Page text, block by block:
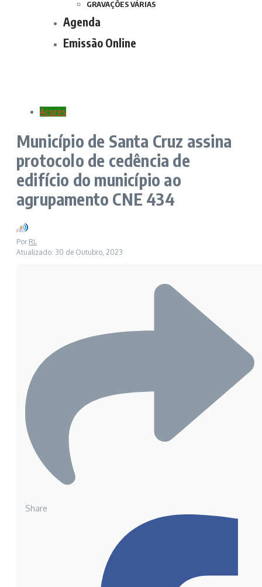
GRAVAÇÕES VÁRIAS
Agenda
Emissão Online
Açores
Município de Santa Cruz assina
protocolo de cedência de
edifício do município ao
agrupamento CNE 434
Por RL
Atualizado: 30 de Outubro, 2023
Share